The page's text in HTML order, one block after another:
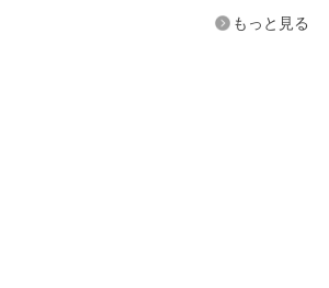
もっと見る